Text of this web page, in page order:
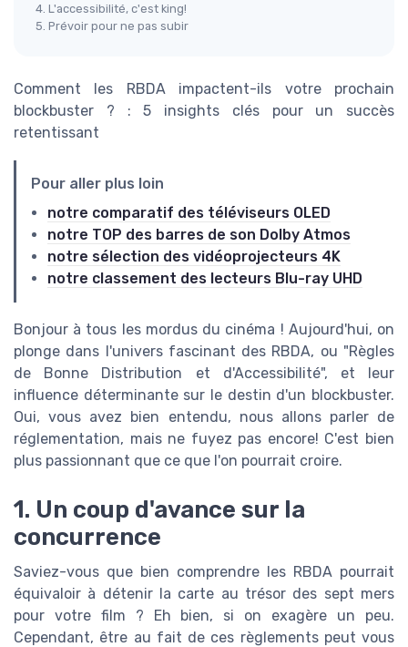
4. L'accessibilité, c'est king!
5. Prévoir pour ne pas subir
Comment les RBDA impactent-ils votre prochain
blockbuster ? : 5 insights clés pour un succès
retentissant
Pour aller plus loin
notre comparatif des téléviseurs OLED
notre TOP des barres de son Dolby Atmos
notre sélection des vidéoprojecteurs 4K
notre classement des lecteurs Blu-ray UHD
Bonjour à tous les mordus du cinéma ! Aujourd'hui, on
plonge dans l'univers fascinant des RBDA, ou "Règles
de Bonne Distribution et d'Accessibilité", et leur
influence déterminante sur le destin d'un blockbuster.
Oui, vous avez bien entendu, nous allons parler de
réglementation, mais ne fuyez pas encore! C'est bien
plus passionnant que ce que l'on pourrait croire.
1. Un coup d'avance sur la
concurrence
Saviez-vous que bien comprendre les RBDA pourrait
équivaloir à détenir la carte au trésor des sept mers
pour votre film ? Eh bien, si on exagère un peu.
Cependant, être au fait de ces règlements peut vous